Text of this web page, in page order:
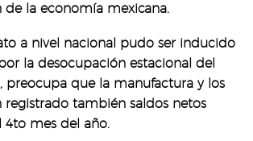
de la economía mexicana.
a nivel nacional pudo ser inducido
la desocupación estacional del
preocupa que la manufactura y los
registrado también saldos netos
4to mes del año.